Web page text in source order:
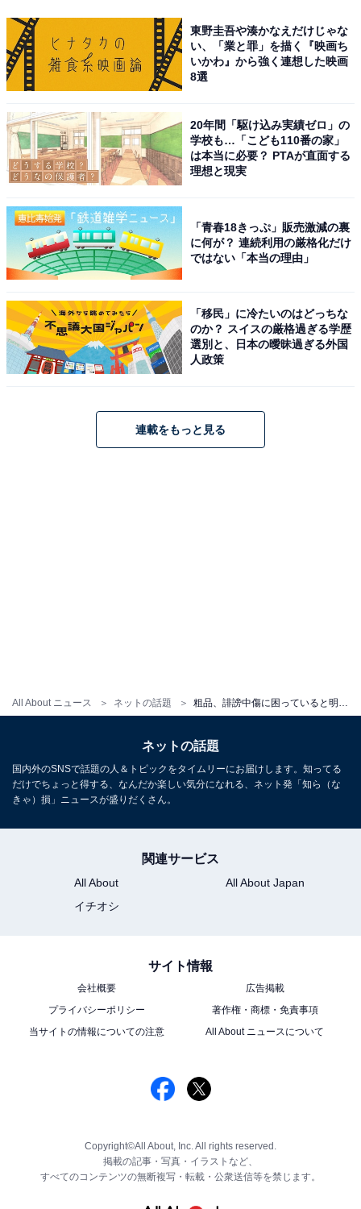
All About ニュース ネットの話題
東野圭吾や湊かなえだけじゃな
い、「業と罪」を描く『映画ち
いかわ』から強く連想した映画
8選
20年間「駆け込み実績ゼロ」の
学校も…「こども110番の家」
は本当に必要？ PTAが直面する
理想と現実
「青春18きっぷ」販売激減の裏
に何が？ 連続利用の厳格化だけ
ではない「本当の理由」
「移民」に冷たいのはどっちな
のか？ スイスの厳格過ぎる学歴
選別と、日本の曖昧過ぎる外国
人政策
連載をもっと見る
ネットの話題
国内外のSNSで話題の人＆トピックをタイムリーにお届けします。知ってる
だけでちょっと得する、なんだか楽しい気分になれる、ネット発「知ら（な
きゃ）損」ニュースが盛りだくさん。
関連サービス
All About
All About Japan
イチオシ
サイト情報
会社概要
広告掲載
プライバシーポリシー
著作権・商標・免責事項
当サイトの情報についての注意
All About ニュースについて
Copyright©All About, Inc. All rights reserved.
掲載の記事・写真・イラストなど、
すべてのコンテンツの無断複写・転載・公衆送信等を禁じます。